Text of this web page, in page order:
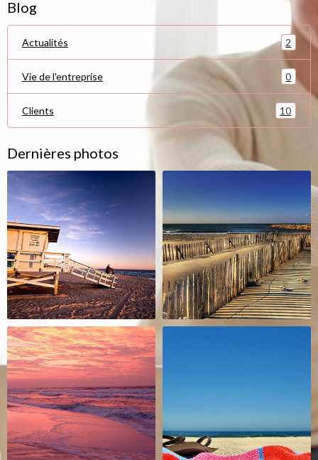
Blog
Actualités 2
Vie de l'entreprise 0
Clients 10
Dernières photos